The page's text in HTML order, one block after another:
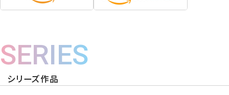
SERIES
シリーズ作品